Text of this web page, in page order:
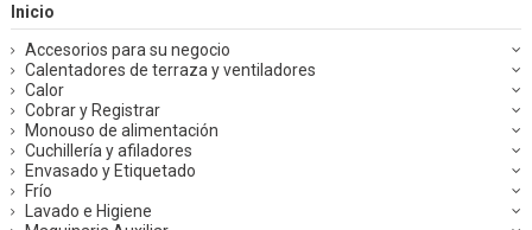
Inicio
Accesorios para su negocio
Calentadores de terraza y ventiladores
Calor
Cobrar y Registrar
Monouso de alimentación
Cuchillería y afiladores
Envasado y Etiquetado
Frío
Lavado e Higiene